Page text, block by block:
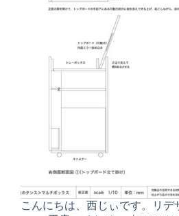
こんにちは、西じぃです。リ